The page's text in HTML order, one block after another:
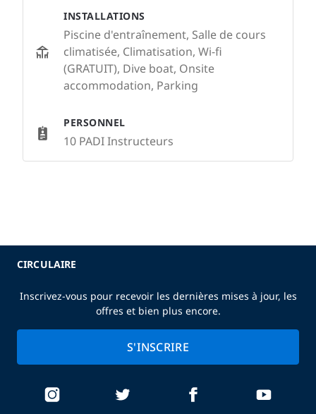
INSTALLATIONS
Piscine d'entraînement, Salle de cours
climatisée, Climatisation, Wi-fi
(GRATUIT), Dive boat, Onsite
accommodation, Parking
PERSONNEL
10 PADI Instructeurs
CIRCULAIRE
Inscrivez-vous pour recevoir les dernières mises à jour, les
offres et bien plus encore.
S'INSCRIRE